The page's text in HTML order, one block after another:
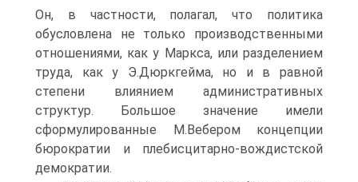
Он, в частности, полагал, что политика
обусловлена не только производственными
отношениями, как у Маркса, или разделением
труда, как у Э.Дюркгейма, но и в равной
степени влиянием административных
структур. Большое значение имели
сформулированные М.Вебером концепции
бюрократии и плебисцитарно-вождистской
демократии.